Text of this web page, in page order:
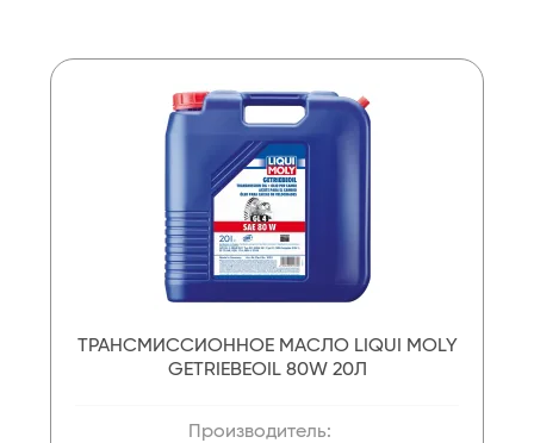
ТРАНСМИССИОННОЕ МАСЛО LIQUI MOLY
GETRIEBEOIL 80W 20Л
Производитель: